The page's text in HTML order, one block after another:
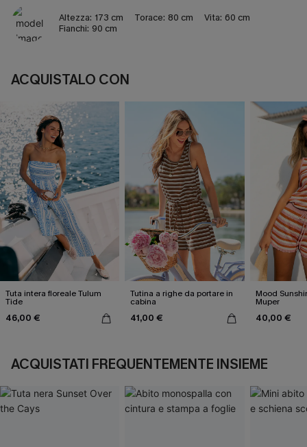
Altezza: 173 cm Torace: 80 cm Vita: 60 cm
Fianchi: 90 cm
ACQUISTALO CON
Tuta intera floreale Tulum
Tide
46,00 €
Tutina a righe da portare in
cabina
41,00 €
Mood
Muper
40,00 €
ACQUISTATI FREQUENTEMENTE INSIEME